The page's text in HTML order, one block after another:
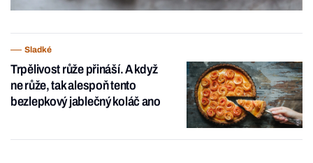
Sladké
Trpělivost růže přináší. A když
ne růže, tak alespoň tento
bezlepkový jablečný koláč ano